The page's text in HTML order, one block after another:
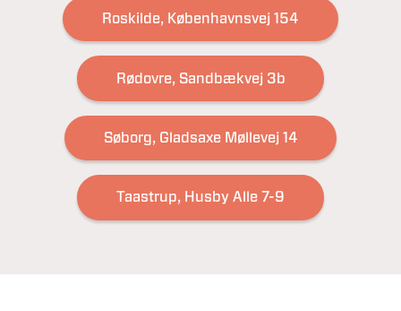
Roskilde, Københavnsvej 154
Rødovre, Sandbækvej 3b
Søborg, Gladsaxe Møllevej 14
Taastrup, Husby Alle 7-9